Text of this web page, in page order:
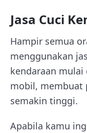
Jasa Cuci
Hampir semua
menggunakan
kendaraan
mobil, membuat
semakin tinggi.
Apabila kamu